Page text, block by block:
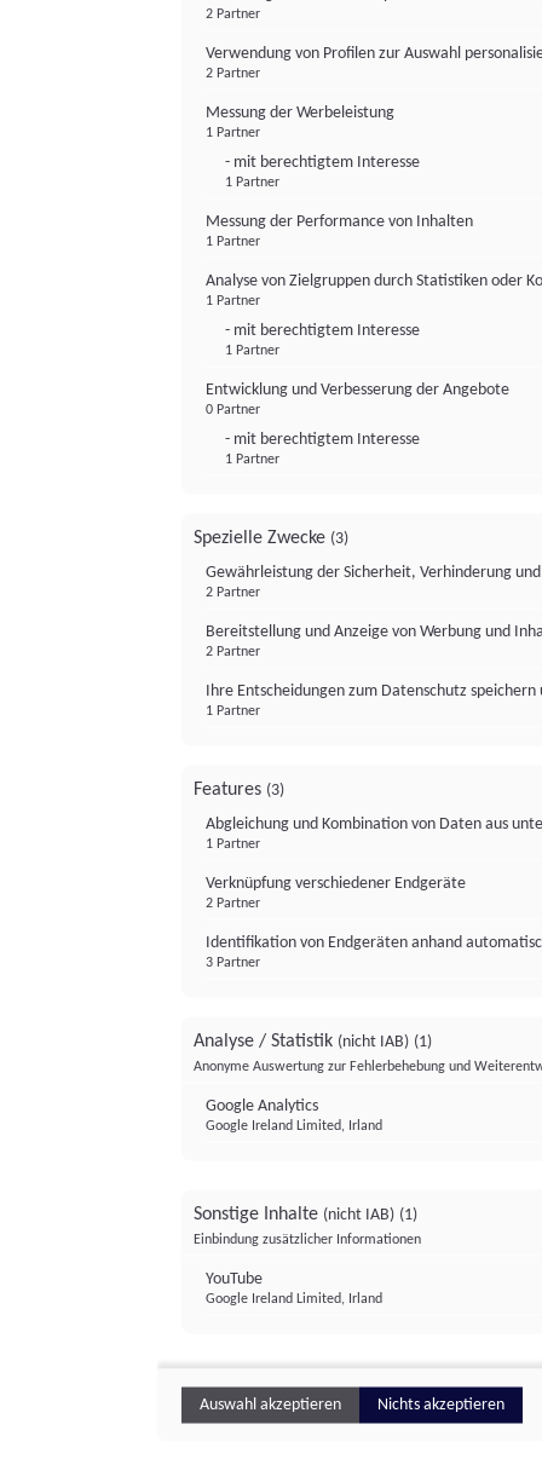
2 Partner
Verwendung von Profilen zur Auswahl
2 Partner
Messung der Werbeleistung
1 Partner
- mit berechtigtem Interesse
1 Partner
Messung der Performance von Inhalten
1 Partner
Analyse von Zielgruppen durch Statistiken oder
1 Partner
- mit berechtigtem Interesse
1 Partner
Entwicklung und Verbesserung der Angebote
0 Partner
- mit berechtigtem Interesse
1 Partner
Spezielle Zwecke (3)
Gewährleistung der Sicherheit, Verhinderung
2 Partner
Bereitstellung und Anzeige von Werbung und
2 Partner
Ihre Entscheidungen zum Datenschutz
1 Partner
Features (3)
Abgleichung und Kombination von Daten aus
1 Partner
Verknüpfung verschiedener Endgeräte
2 Partner
Identifikation von Endgeräten anhand
3 Partner
Analyse / Statistik (nicht IAB) (1)
Anonyme Auswertung zur Fehlerbehebung und
Google Analytics
Google Ireland Limited, Irland
Sonstige Inhalte (nicht IAB) (1)
Einbindung zusätzlicher Informationen
YouTube
Google Ireland Limited, Irland
Auswahl akzeptieren Nichts akzeptieren